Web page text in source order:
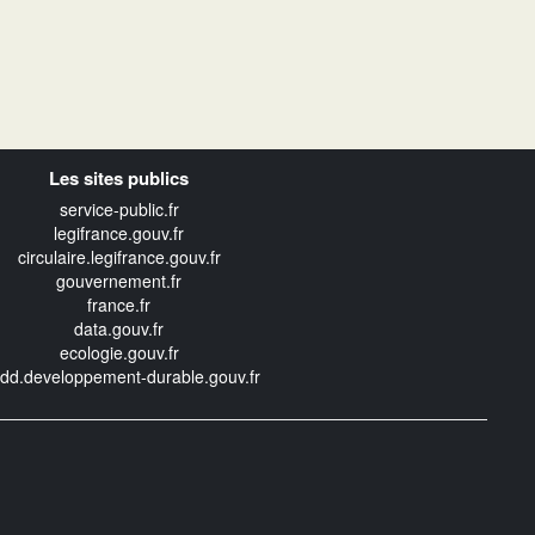
Les sites publics
service-public.fr
legifrance.gouv.fr
circulaire.legifrance.gouv.fr
gouvernement.fr
france.fr
data.gouv.fr
ecologie.gouv.fr
durable.gouv.fr